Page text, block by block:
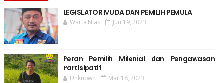
LEGISLATOR MUDA DAN PEMILIH PEMULA
Warta Nias Jun 19, 2023
Peran Pemilih Milenial dan Pengawasan
Partisipatif
Unknown Mar 18, 2023